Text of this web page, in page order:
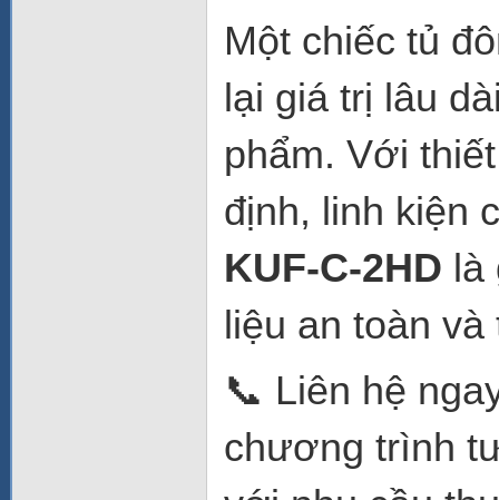
Một chiếc tủ
lại giá trị lâu
phẩm. Với
định, linh kiện
KUF-C-2HD là
liệu an toàn
📞 Liên hệ
chương trình